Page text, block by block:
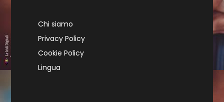
Chi siamo
Privacy Policy
Cookie Policy
Lingua